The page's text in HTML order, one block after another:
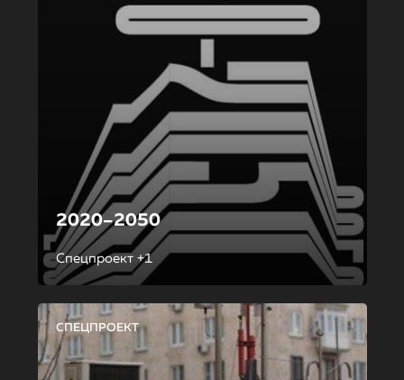
2020–2050
Спецпроект +1
СПЕЦПРОЕКТ